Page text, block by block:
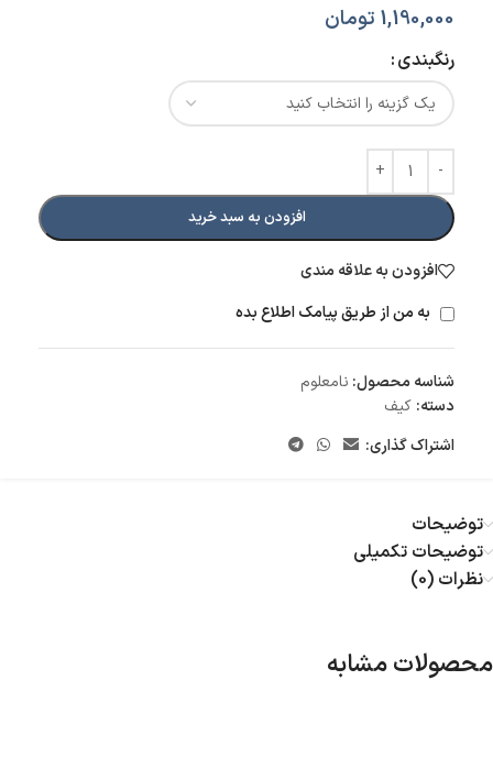
1,190,000 تومان
رنگبندی
افزودن به سبد خرید
افزودن به علاقه مندی
به من از طریق پیامک اطلاع بده
شناسه محصول: نامعلوم
دسته: کیف
اشتراک گذاری:
توضیحات
توضیحات تکمیلی
نظرات (0)
محصولات مشابه